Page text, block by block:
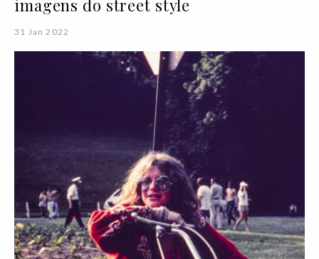
imagens do street style
31 Jan 2022